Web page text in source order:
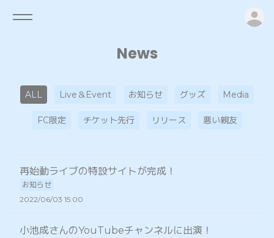
News
ALL Live＆Event お知らせ グッズ Media
FC限定 チケット先行 リリース 悪い親友
再始動ライブの特設サイトが完成！
お知らせ
2022/06/03 15:00
小池成さんのYouTubeチャンネルに出演！